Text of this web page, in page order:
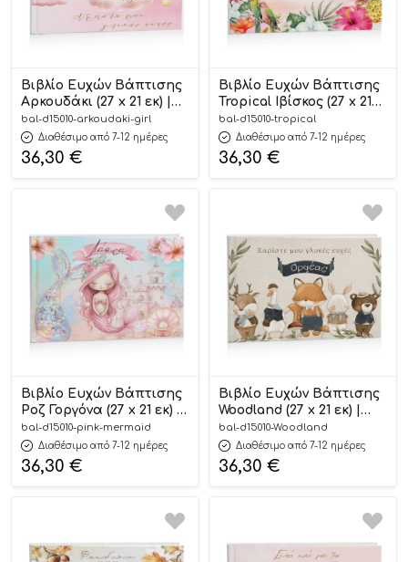
Βιβλίο Ευχών Βάπτισης
Αρκουδάκι (27 x 21 εκ) |
D15010
bal-d15010-arkoudaki-girl
Διαθέσιμο από 7-12 ημέρες
36,30 €
Βιβλίο Ευχών Βάπτισης
Tropical Ιβίσκος (27 x 21
εκ) | D15010
bal-d15010-tropical
Διαθέσιμο από 7-12 ημέρες
36,30 €
Βιβλίο Ευχών Βάπτισης
Ροζ Γοργόνα (27 x 21 εκ) |
D15010
bal-d15010-pink-mermaid
Διαθέσιμο από 7-12 ημέρες
36,30 €
Βιβλίο Ευχών Βάπτισης
Woodland (27 x 21 εκ) |
D15010
bal-d15010-Woodland
Διαθέσιμο από 7-12 ημέρες
36,30 €